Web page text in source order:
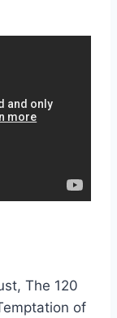
The 120
of